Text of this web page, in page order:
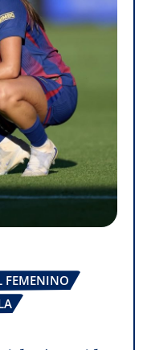
FEMENINO